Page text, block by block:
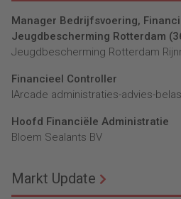
Manager Bedrijfsvoering,
Jeugdbescherming Rotterdam
Jeugdbescherming Rotterdam
Financieel Controller
lArcade administraties-advies-
Hoofd Financiële Administratie
Bloem Sealants BV
Markt Update